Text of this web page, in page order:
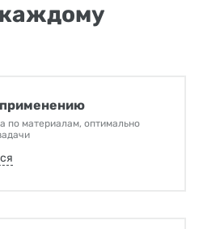
применению
по материалам, оптимально